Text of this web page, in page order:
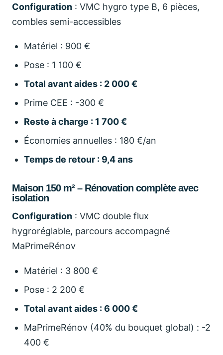
Configuration : VMC hygro type B, 6 pièces,
combles semi-accessibles
Matériel : 900 €
Pose : 1 100 €
Total avant aides : 2 000 €
Prime CEE : -300 €
Reste à charge : 1 700 €
Économies annuelles : 180 €/an
Temps de retour : 9,4 ans
Maison 150 m² – Rénovation complète avec
isolation
Configuration : VMC double flux
hygroréglable, parcours accompagné
MaPrimeRénov
Matériel : 3 800 €
Pose : 2 200 €
Total avant aides : 6 000 €
MaPrimeRénov (40% du bouquet global) : -2
400 €